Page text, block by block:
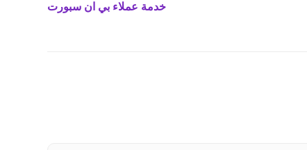
خدمة عملاء بي ان سبورت